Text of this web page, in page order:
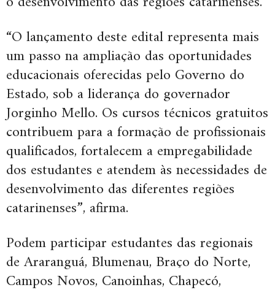
“O lançamento deste edital representa mais
um passo na ampliação das oportunidades
educacionais oferecidas pelo Governo do
Estado, sob a liderança do governador
Jorginho Mello. Os cursos técnicos gratuitos
contribuem para a formação de profissionais
qualificados, fortalecem a empregabilidade
dos estudantes e atendem às necessidades de
desenvolvimento das diferentes regiões
catarinenses”, afirma.
Podem participar estudantes das regionais
de Araranguá, Blumenau, Braço do Norte,
Campos Novos, Canoinhas, Chapecó,